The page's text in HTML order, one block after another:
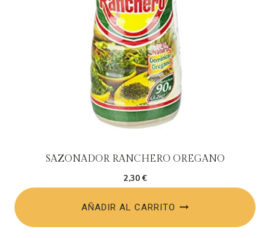
SAZONADOR RANCHERO OREGANO
2,30€
AÑADIR AL CARRITO